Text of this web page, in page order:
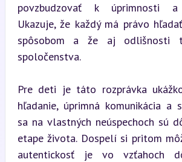
povzbudzovať k úprimnosti a
Ukazuje, že každý má právo
spôsobom a že aj odlišnosti
spoločenstva.
Pre deti je táto rozprávka
hľadanie, úprimná komunikácia a
sa na vlastných neúspechoch sú
etape života. Dospelí si pritom
autentickosť je vo vzťahoch